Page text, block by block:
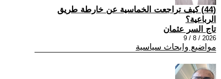
(44) كيف تراجعت الخماسية عن خارطة طريق
الرباعية؟
تاج السر عثمان
2026 / 8 / 9
مواضيع وابحاث سياسية